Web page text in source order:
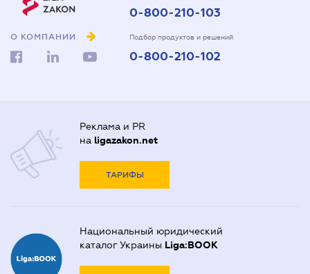
О КОМПАНИИ
0-800-210-103
Подбор продуктов и решений
0-800-210-102
Реклама и PR
на ligazakon.net
ТАРИФЫ
Национальный юридический
каталог Украины Liga:BOOK